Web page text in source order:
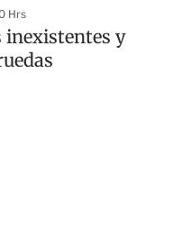
Hrs
inexistentes y